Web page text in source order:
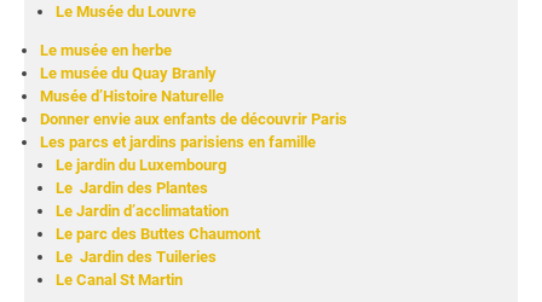
Le Musée du Louvre
Le musée en herbe
Le musée du Quay Branly
Musée d’Histoire Naturelle
Donner envie aux enfants de découvrir Paris
Les parcs et jardins parisiens en famille
Le jardin du Luxembourg
Le Jardin des Plantes
Le Jardin d’acclimatation
Le parc des Buttes Chaumont
Le Jardin des Tuileries
Le Canal St Martin